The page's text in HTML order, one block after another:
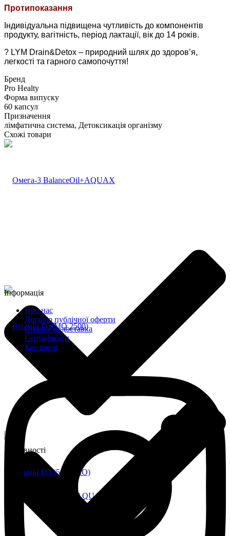
Протипоказання
Індивідуальна підвищена чутливість до компонентів
продукту, вагітність, період лактації, вік до 14 років.
? LYM Drain&Detox – природний шлях до здоров’я,
легкості та гарного самопочуття!
Бренд
Pro Healty
Форма випуску
60 капсул
Призначення
лімфатична система, Детоксикація організму
Схожі товари
В наявності
3600 грн
Омега-3 BalanceOil+AQUAX
Інформація
Про нас
Договір публічної оферти
Оплата та доставка
Сертифікати
Контакти